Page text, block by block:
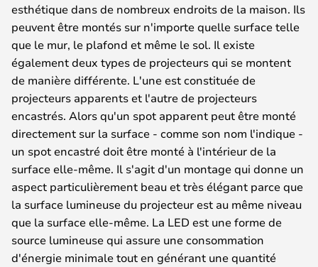
esthétique dans de nombreux endroits de la maison. Ils
peuvent être montés sur n'importe quelle surface telle
que le mur, le plafond et même le sol. Il existe
également deux types de projecteurs qui se montent
de manière différente. L'une est constituée de
projecteurs apparents et l'autre de projecteurs
encastrés. Alors qu'un spot apparent peut être monté
directement sur la surface - comme son nom l'indique -
un spot encastré doit être monté à l'intérieur de la
surface elle-même. Il s'agit d'un montage qui donne un
aspect particulièrement beau et très élégant parce que
la surface lumineuse du projecteur est au même niveau
que la surface elle-même. La LED est une forme de
source lumineuse qui assure une consommation
d'énergie minimale tout en générant une quantité